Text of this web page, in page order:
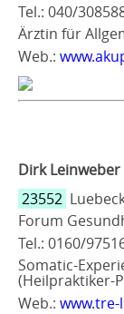
Tel.: 040/
Ärztin für
Web.:
Dirk Leinweber
23552
Forum
Tel.: 0160/
Somatic-
(Heilpraktiker-
Web.: